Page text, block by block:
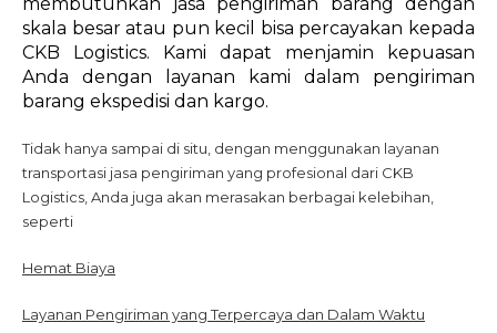
membutuhkan jasa pengiriman barang dengan
skala besar atau pun kecil bisa percayakan kepada
CKB Logistics. Kami dapat menjamin kepuasan
Anda dengan layanan kami dalam pengiriman
barang ekspedisi dan kargo.
Tidak hanya sampai di situ, dengan menggunakan layanan
transportasi jasa pengiriman yang profesional dari CKB
Logistics, Anda juga akan merasakan berbagai kelebihan,
seperti
Hemat Biaya
Layanan Pengiriman yang Terpercaya dan Dalam Waktu